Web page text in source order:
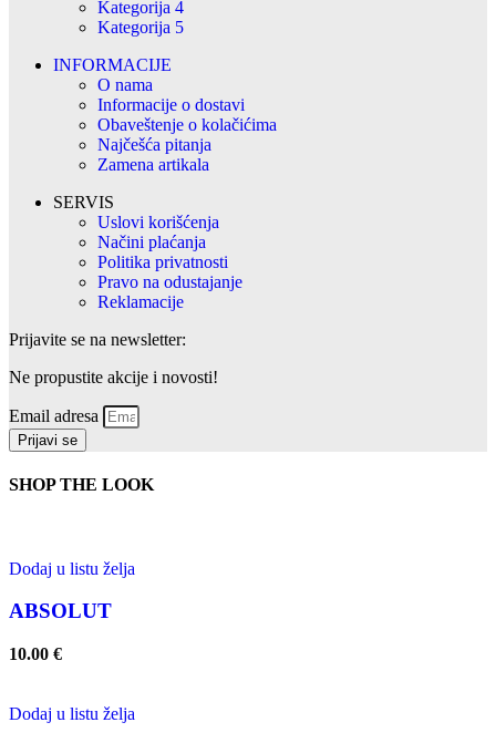
Kategorija 4
Kategorija 5
INFORMACIJE
O nama
Informacije o dostavi
Obaveštenje o kolačićima
Najčešća pitanja
Zamena artikala
SERVIS
Uslovi korišćenja
Načini plaćanja
Politika privatnosti
Pravo na odustajanje
Reklamacije
Prijavite se na newsletter:
Ne propustite akcije i novosti!
Email adresa
Prijavi se
SHOP THE LOOK
Dodaj u listu želja
ABSOLUT
10.00 €
Dodaj u listu želja